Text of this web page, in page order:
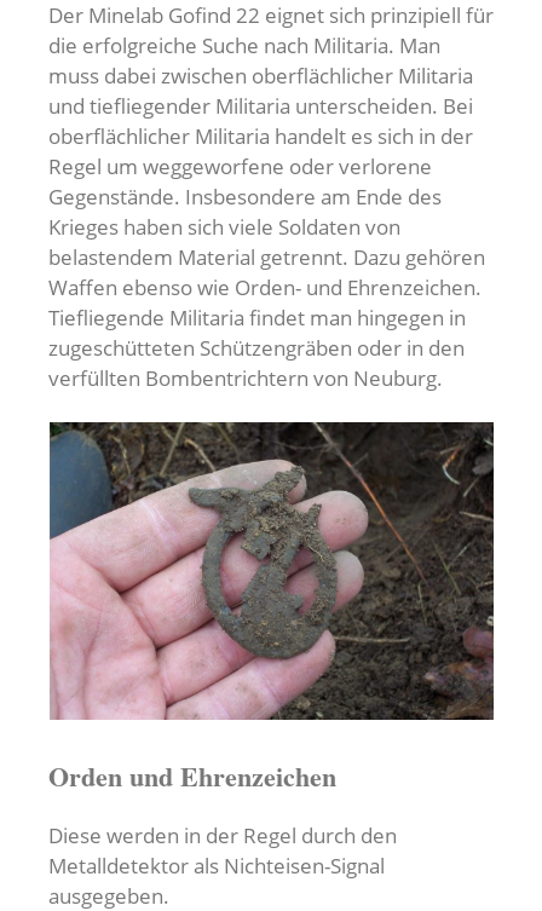
Der Minelab Gofind 22 eignet sich prinzipiell für
die erfolgreiche Suche nach Militaria. Man
muss dabei zwischen oberflächlicher Militaria
und tiefliegender Militaria unterscheiden. Bei
oberflächlicher Militaria handelt es sich in der
Regel um weggeworfene oder verlorene
Gegenstände. Insbesondere am Ende des
Krieges haben sich viele Soldaten von
belastendem Material getrennt. Dazu gehören
Waffen ebenso wie Orden- und Ehrenzeichen.
Tiefliegende Militaria findet man hingegen in
zugeschütteten Schützengräben oder in den
verfüllten Bombentrichtern von Neuburg.
Orden und Ehrenzeichen
Diese werden in der Regel durch den
Metalldetektor als Nichteisen-Signal
ausgegeben.